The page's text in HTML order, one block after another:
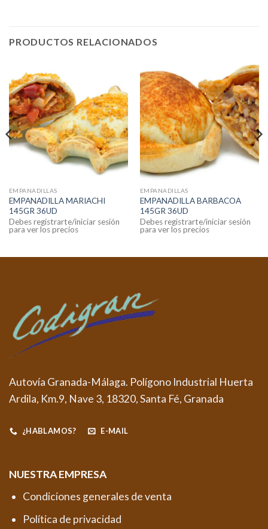
PRODUCTOS RELACIONADOS
EMPANADILLAS
EMPANADILLA MARIACHI
145GR 36UD
Debes registrarte/iniciar sesión
para ver los precios
EMPANADILLAS
EMPANADILLA BARBACOA
145GR 36UD
Debes registrarte/iniciar sesión
para ver los precios
Autovía Granada-Málaga. Polígono Industrial Huerta
Ardila, Km.9, Nave 3, 18320, Santa Fé, Granada
¿HABLAMOS? E-MAIL
NUESTRA EMPRESA
Condiciones generales de venta
Política de privacidad